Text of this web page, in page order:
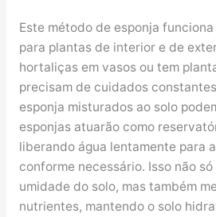
Este método de esponja
para plantas de interior e de
hortaliças em vasos ou tem
precisam de cuidados
esponja misturados ao solo
esponjas atuarão como
liberando água lentamente para
conforme necessário. Isso não
umidade do solo, mas também
nutrientes, mantendo o solo